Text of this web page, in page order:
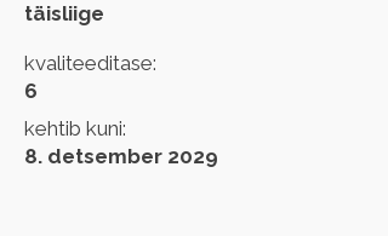
täisliige
kvaliteeditase:
6
kehtib kuni:
8. detsember 2029